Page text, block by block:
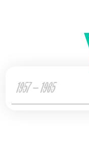
1957 — 1965